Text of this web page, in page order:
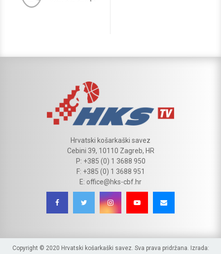
Hrvatski košarkaški savez
Cebini 39, 10110 Zagreb, HR
P: +385 (0) 1 3688 950
F: +385 (0) 1 3688 951
E: office@hks-cbf.hr
Copyright © 2020 Hrvatski košarkaški savez. Sva prava pridržana. Izrada: